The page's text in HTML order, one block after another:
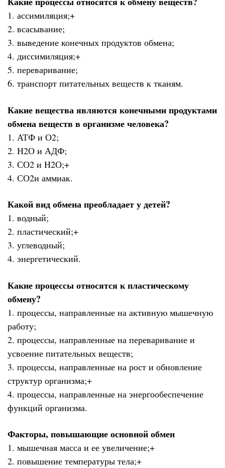
1. ассимиляция;+
2. всасывание;
3. выведение конечных продуктов обмена;
4. диссимиляция;+
5. переваривание;
6. транспорт питательных веществ к тканям.
Какие вещества являются конечными продуктами
обмена веществ в организме человека?
1. АТФ и О2;
2. Н2О и АДФ;
3. СО2 и Н2О;+
4. СО2и аммиак.
Какой вид обмена преобладает у детей?
1. водный;
2. пластический;+
3. углеводный;
4. энергетический.
Какие процессы относятся к пластическому
обмену?
1. процессы, направленные на активную мышечную
работу;
2. процессы, направленные на переваривание и
усвоение питательных веществ;
3. процессы, направленные на рост и обновление
структур организма;+
4. процессы, направленные на энергообеспечение
функций организма.
Факторы, повышающие основной обмен
1. мышечная масса и ее увеличение;+
2. повышение температуры тела;+